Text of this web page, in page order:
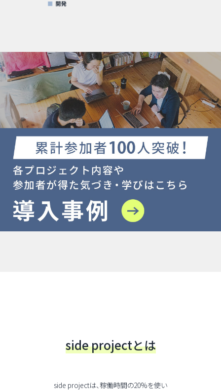
side projectとは
side projectは、稼働時間の20%を使い